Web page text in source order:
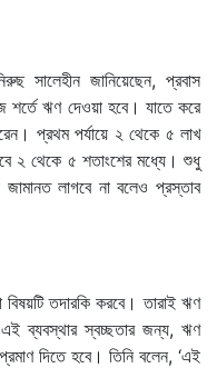
সালেহীন জানিয়েছেন, প্রবাস
শর্তে ঋণ দেওয়া হবে। যাতে করে
প্রথম পর্যায়ে ২ থেকে ৫ লাখ
২ থেকে ৫ শতাংশের মধ্যে। শুধু
লাগবে না বলেও প্রস্তাব
তদারকি করবে। তারাই ঋণ
এই ব্যবস্থার স্বচ্ছতার জন্য, ঋণ
দিতে হবে। তিনি বলেন, ‘এই